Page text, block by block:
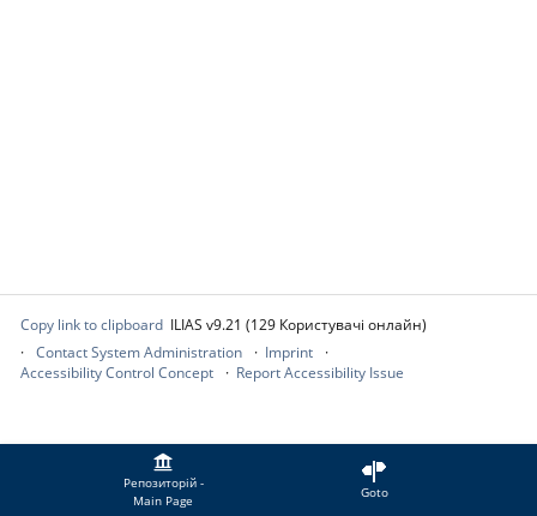
Репозиторій -
Main Page
Goto
Copy link to clipboard ILIAS v9.21 (129 Користувачі онлайн)
Contact System Administration
Imprint
Accessibility Control Concept
Report Accessibility Issue